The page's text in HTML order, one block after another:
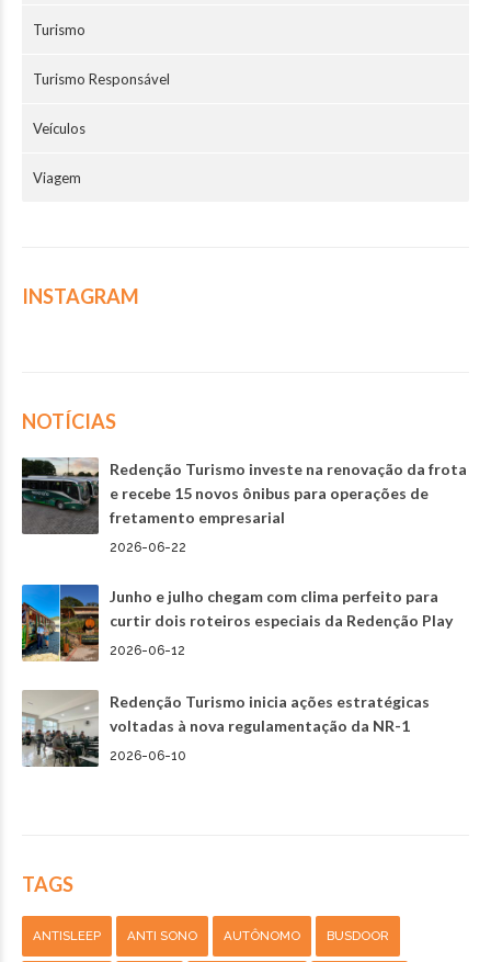
Turismo
Turismo Responsável
Veículos
Viagem
INSTAGRAM
NOTÍCIAS
Redenção Turismo investe na renovação da frota
e recebe 15 novos ônibus para operações de
fretamento empresarial
2026-06-22
Junho e julho chegam com clima perfeito para
curtir dois roteiros especiais da Redenção Play
2026-06-12
Redenção Turismo inicia ações estratégicas
voltadas à nova regulamentação da NR-1
2026-06-10
TAGS
ANTISLEEP ANTI SONO AUTÔNOMO BUSDOOR